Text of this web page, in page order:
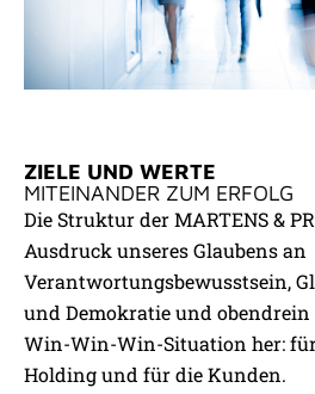
ZIELE UND WERTE
MITEINANDER ZUM ERFOLG
Die Struktur der MARTENS &
Ausdruck unseres Glaubens an
Verantwortungsbewusstsein,
und Demokratie und
Win-Win-Win-Situation her:
Holding und für die Kunden.